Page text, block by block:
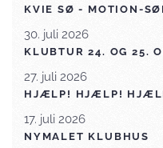
KVIE SØ - MOTION-
30. juli 2026
KLUBTUR 24. OG 25.
27. juli 2026
HJÆLP! HJÆLP!
17. juli 2026
NYMALET KLUBHUS